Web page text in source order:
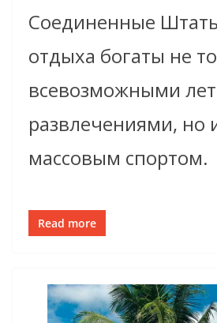
Соединенные
отдыха богаты не
всевозможными
развлечениями, но
массовым спортом.
Read more